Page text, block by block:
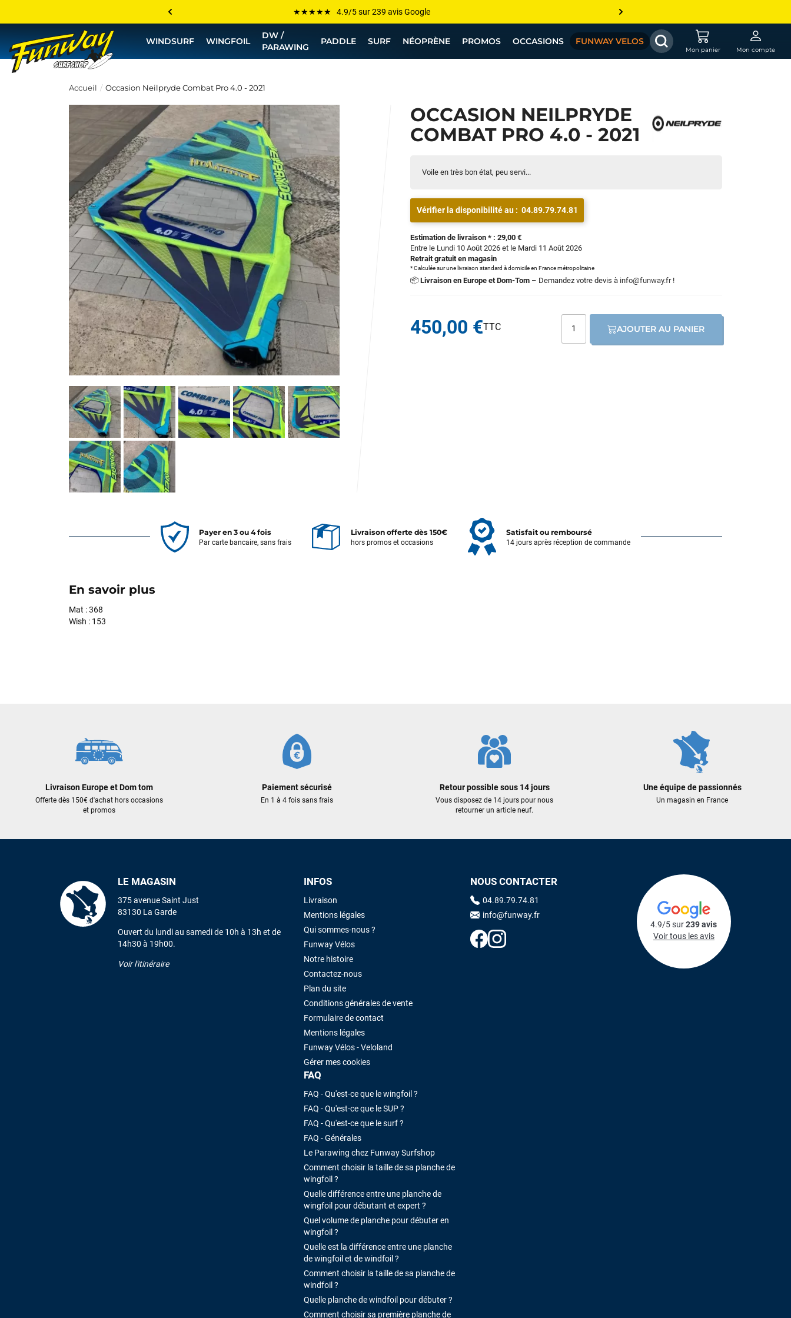
Les plus grandes marques sont chez Funway
Jusqu’à -75% de remise sur le windsurf, wingfoil, etc...
💰 Meilleur prix garanti — Moins cher ailleurs ? On s’aligne !
WINDSURF WINGFOIL
DW /
PARAWING
PADDLE SURF NÉOPRÈNE PROMOS OCCASIONS FUNWAY VELOS
Mon panier Mon compte
Accueil Occasion Neilpryde Combat Pro 4.0 - 2021
OCCASION NEILPRYDE
COMBAT PRO 4.0 - 2021
Voile en très bon état, peu servi...
Vérifier la disponibilité au : 04.89.79.74.81
Estimation de livraison * : 29,00 €
Entre le Lundi 10 Août 2026 et le Mardi 11 Août 2026
Retrait gratuit en magasin
* Calculée sur une livraison standard à domicile en France métropolitaine
📦 Livraison en Europe et Dom-Tom – Demandez votre devis à info@funway.fr!
450,00 € AJOUTER AU PANIER
Payer en 3 ou 4 fois
Par carte bancaire, sans frais
Livraison offerte dès 150€
hors promos et occasions
Satisfait ou remboursé
14 jours après réception de commande
En savoir plus
Mat : 368
Wish : 153
Livraison Europe et Dom tom
Offerte dès 150€ d'achat hors occasions
et promos
Paiement sécurisé
En 1 à 4 fois sans frais
Retour possible sous 14 jours
Vous disposez de 14 jours pour nous
retourner un article neuf.
Une équipe de passionnés
Un magasin en France
LE MAGASIN
375 avenue Saint Just
83130 La Garde
Ouvert du lundi au samedi de 10h à 13h et de
14h30 à 19h00.
Voir l'itinéraire
INFOS
Livraison
Mentions légales
Qui sommes-nous ?
Funway Vélos
Notre histoire
Contactez-nous
Plan du site
Conditions générales de vente
Formulaire de contact
Mentions légales
Funway Vélos - Veloland
Gérer mes cookies
FAQ
FAQ - Qu'est-ce que le wingfoil ?
FAQ - Qu'est-ce que le SUP ?
FAQ - Qu'est-ce que le surf ?
FAQ - Générales
Le Parawing chez Funway Surfshop
Comment choisir la taille de sa planche de
wingfoil ?
Quelle différence entre une planche de
wingfoil pour débutant et expert ?
Quel volume de planche pour débuter en
wingfoil ?
Quelle est la différence entre une planche
de wingfoil et de windfoil ?
Comment choisir la taille de sa planche de
windfoil ?
Quelle planche de windfoil pour débuter ?
Comment choisir sa première planche de
NOUS CONTACTER
04.89.79.74.81
info@funway.fr
4.9/5 sur239 avis
Voir tous les avis
Sébastien BACHELIER
Cela faisait 6 mois que je galérais à remplacer ma board eux m'ont
trouvé une pépite à laquelle je n'aurais jamais pensé ! Excellent conseil
excellent prix et en plus super sympas. Merci encore pour cette severne
été rapide. La voile est arrivée en super état. Mauruuru roa.
VOIR TOUS LES AVIS LAISSER UN AVIS